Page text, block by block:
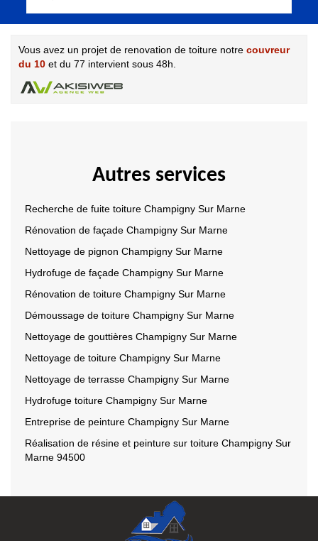
Vous avez un projet de renovation de toiture notre couvreur
du 10 et du 77 intervient sous 48h.
Autres services
Recherche de fuite toiture Champigny Sur Marne
Rénovation de façade Champigny Sur Marne
Nettoyage de pignon Champigny Sur Marne
Hydrofuge de façade Champigny Sur Marne
Rénovation de toiture Champigny Sur Marne
Démoussage de toiture Champigny Sur Marne
Nettoyage de gouttières Champigny Sur Marne
Nettoyage de toiture Champigny Sur Marne
Nettoyage de terrasse Champigny Sur Marne
Hydrofuge toiture Champigny Sur Marne
Entreprise de peinture Champigny Sur Marne
Réalisation de résine et peinture sur toiture Champigny Sur
Marne 94500